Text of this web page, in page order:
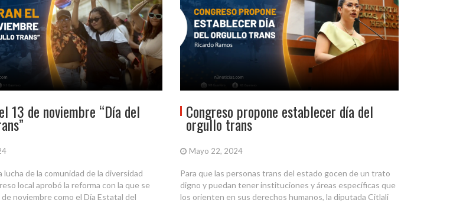
13 de noviembre “Día del
lucha de la comunidad de la diversidad
local aprobó la reforma con la que se
noviembre como el Día Estatal del
Congreso propone establecer día del
orgullo trans
Mayo 22, 2024
Para que las personas trans del estado gocen de un trato
digno y puedan tener instituciones y áreas específicas que
los orienten en sus derechos humanos, la diputada Citlali